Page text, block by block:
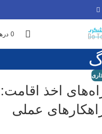
0
اخذ اقامت:
عملی